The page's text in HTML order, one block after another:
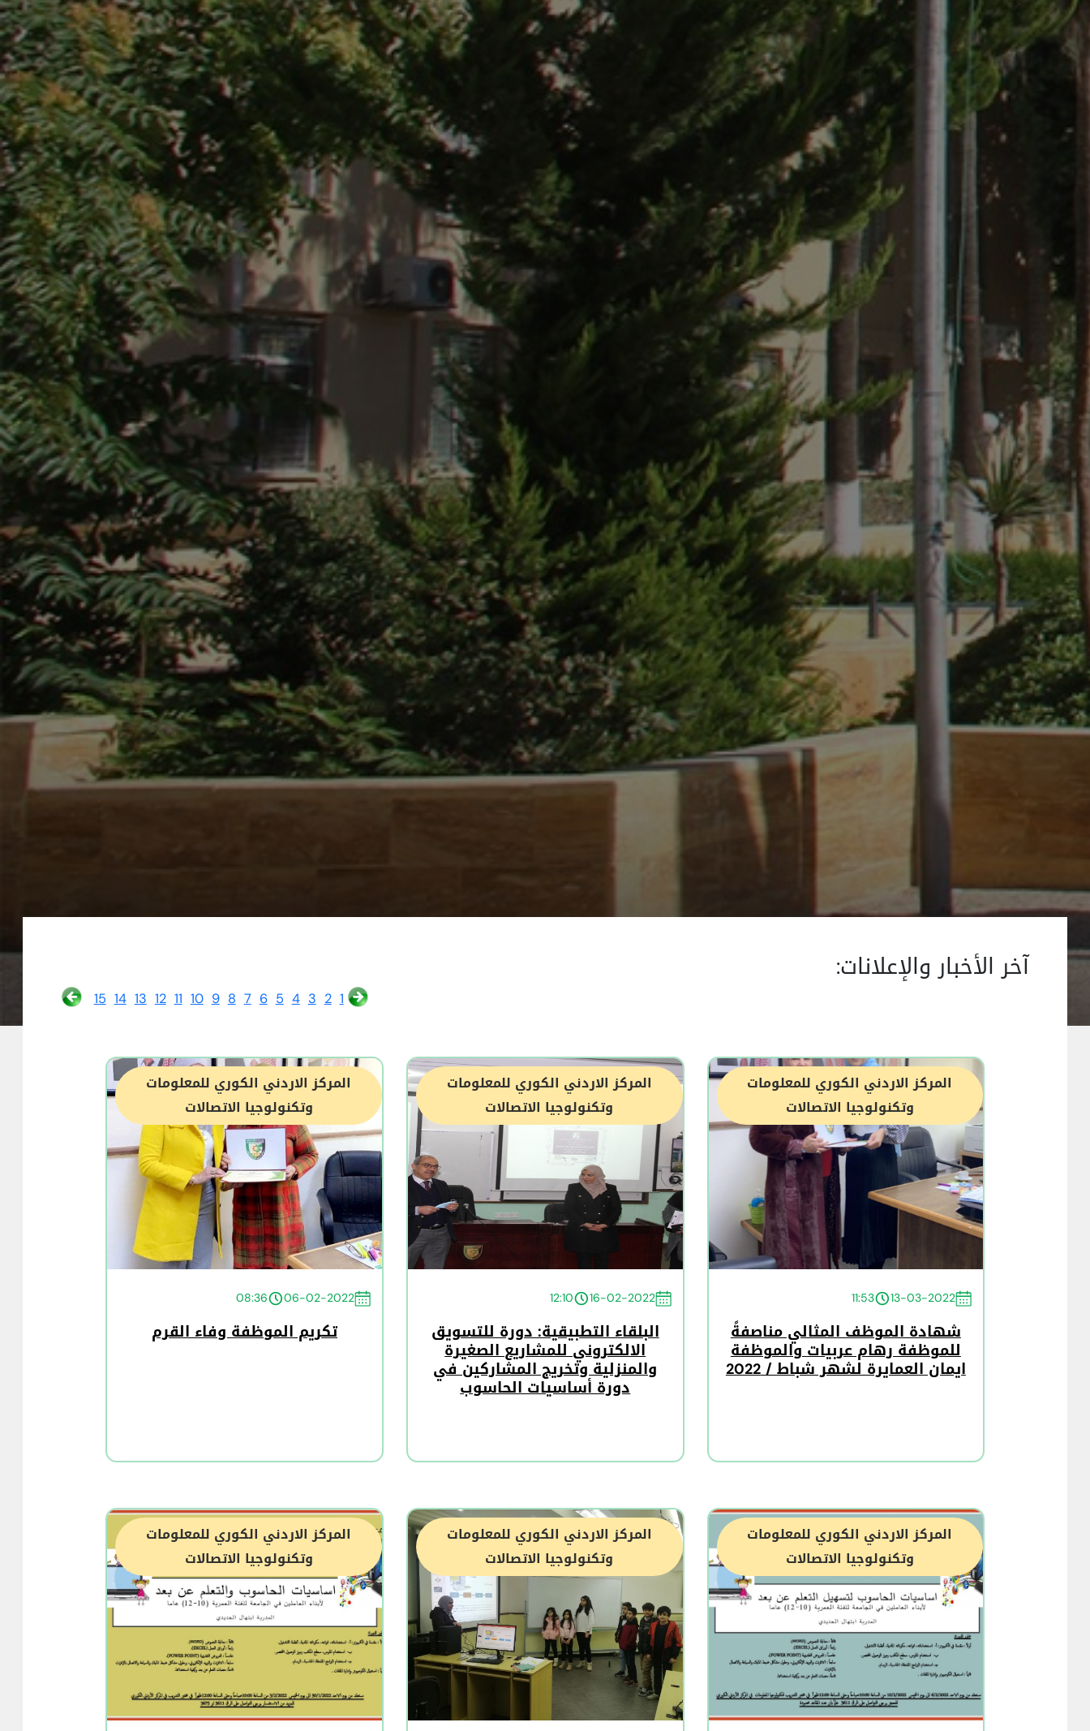
آخر الأخبار والإعلانات:
1
2
3
4
5
6
7
8
9
10
11
12
13
14
15
المركز الاردني الكوري للمعلومات
وتكنولوجيا الاتصالات
13-03-2022
11:53
شهادة الموظف المثالي مناصفةً
للموظفة رهام عربيات والموظفة
ايمان العمايرة لشهر شباط / 2022
المركز الاردني الكوري للمعلومات
وتكنولوجيا الاتصالات
16-02-2022
12:10
البلقاء التطبيقية: دورة للتسويق
الالكتروني للمشاريع الصغيرة
والمنزلية وتخريج المشاركين في
دورة أساسيات الحاسوب
المركز الاردني الكوري للمعلومات
وتكنولوجيا الاتصالات
06-02-2022
08:36
تكريم الموظفة وفاء القرم
المركز الاردني الكوري للمعلومات
وتكنولوجيا الاتصالات
المركز الاردني الكوري للمعلومات
وتكنولوجيا الاتصالات
المركز الاردني الكوري للمعلومات
وتكنولوجيا الاتصالات